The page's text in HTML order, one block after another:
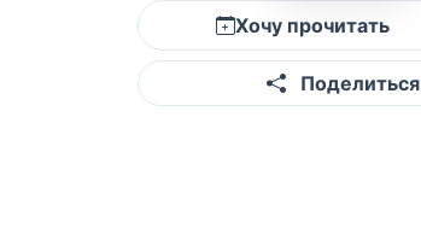
Хочу прочитать
Поделиться